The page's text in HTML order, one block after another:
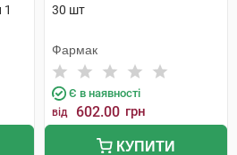
1
30 шт
Фармак
Є в наявності
від 602.00 грн
КУПИТИ